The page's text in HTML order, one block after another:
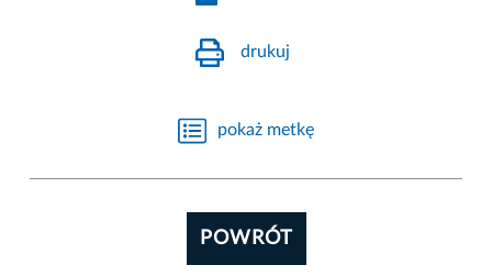
drukuj
pokaż metkę
POWRÓT